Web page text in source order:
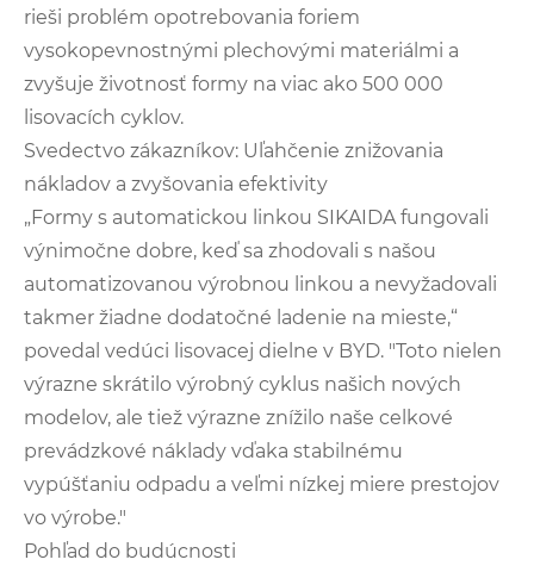
rieši problém opotrebovania foriem
vysokopevnostnými plechovými materiálmi a
zvyšuje životnosť formy na viac ako 500 000
lisovacích cyklov.
Svedectvo zákazníkov: Uľahčenie znižovania
nákladov a zvyšovania efektivity
„Formy s automatickou linkou SIKAIDA fungovali
výnimočne dobre, keď sa zhodovali s našou
automatizovanou výrobnou linkou a nevyžadovali
takmer žiadne dodatočné ladenie na mieste,“
povedal vedúci lisovacej dielne v BYD. "Toto nielen
výrazne skrátilo výrobný cyklus našich nových
modelov, ale tiež výrazne znížilo naše celkové
prevádzkové náklady vďaka stabilnému
vypúšťaniu odpadu a veľmi nízkej miere prestojov
vo výrobe."
Pohľad do budúcnosti